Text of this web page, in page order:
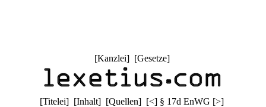
[Kanzlei] [Gesetze]
[Titelei] [Inhalt] [Quellen] [<] § 17d EnWG [>]